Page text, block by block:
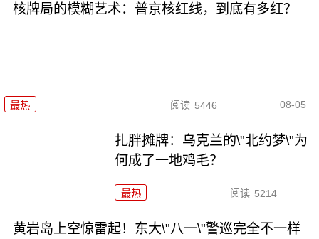
核牌局的模糊艺术：普京核红线，到底有多红？
最热 阅读 5446 08-05
扎胖摊牌：乌克兰的\"北约梦\"为
何成了一地鸡毛？
最热 阅读 5214
黄岩岛上空惊雷起！东大\"八一\"警巡完全不一样